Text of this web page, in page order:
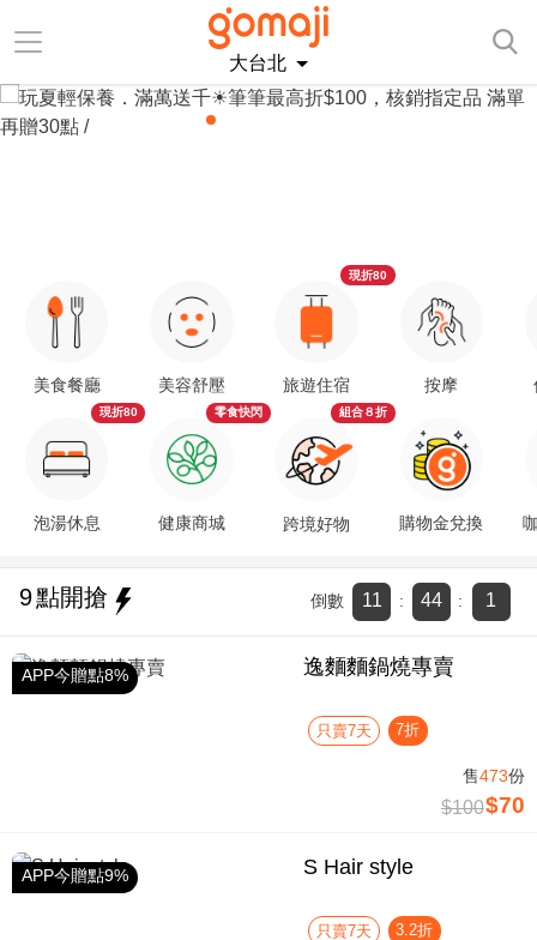
大台北
美食餐廳
泡湯休息
現折80
美容舒壓
健康商城
零食快閃
旅遊住宿
現折80
跨境好物
組合８折
按摩
購物金兌換
9點開搶 倒數 11 : 44 : 1
APP今贈點8% 逸麵麵鍋燒專賣
只賣7天 7折
售473份
$100$70
APP今贈點9% S Hair style
只賣7天 3.2折